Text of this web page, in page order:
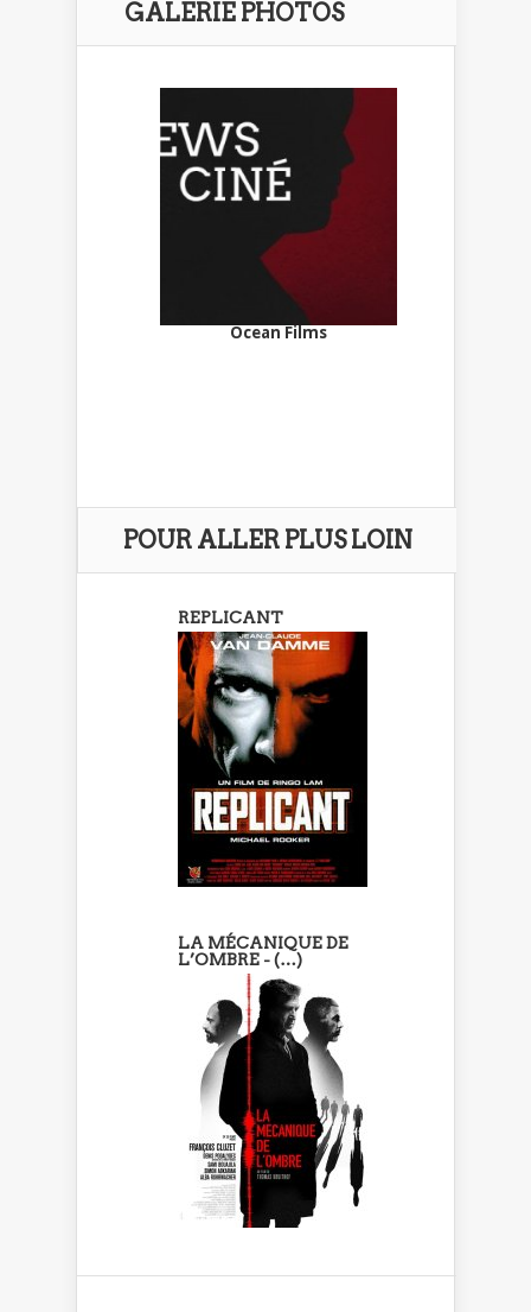
GALERIE PHOTOS
Ocean Films
POUR ALLER PLUS LOIN
REPLICANT
LA MÉCANIQUE DE
L’OMBRE - (…)